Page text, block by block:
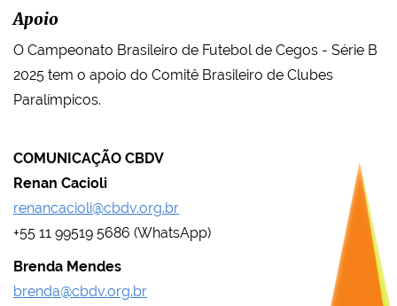
Apoio
O Campeonato Brasileiro de Futebol de Cegos - Série B
2025 tem o apoio do Comitê Brasileiro de Clubes
Paralímpicos.
COMUNICAÇÃO CBDV
Renan Cacioli
renancacioli@cbdv.org.br
+55 11 99519 5686 (WhatsApp)
Brenda Mendes
brenda@cbdv.org.br